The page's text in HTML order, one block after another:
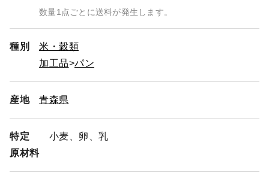
※天候に左右される農作業との兼ね合いもあるので、出荷
は特記事項にご記入ください。
にお問い合わせにてご相談くださればご希望の商品を組み
合わせた商品を登録いたします。そうすると1箱で済むこ
数量1点ごとに送料が発生します。
種別
米・穀類
加工品
パン
産地 青森県
特定
原材料
小麦、卵、乳